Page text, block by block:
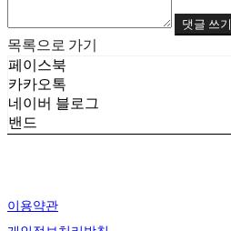
댓글 쓰기
목록으로 가기
페이스북
카카오톡
네이버 블로그
밴드
이용약관